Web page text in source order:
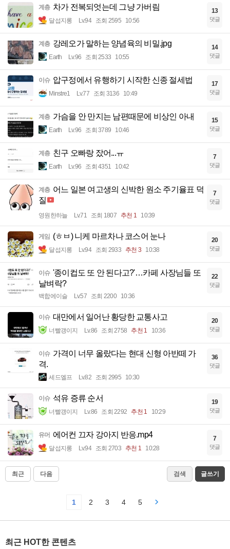
계층 차가 전복되엇는데 그냥 가버림
달섭지롱 Lv.94 조회 2595 10:56
13
댓글
계층 강레오가 말하는 양념육의 비밀.jpg
Earth Lv.96 조회 2533 10:55
14
댓글
이슈 압구정에서 유행하기 시작한 신종 절세법
Minstre1 Lv.77 조회 3136 10:49
17
댓글
계층 가슴을 안 만지는 남편때문에 비상인 아내
Earth Lv.96 조회 3789 10:46
15
댓글
계층 친구 오빠랑 잤어...ㅠ
Earth Lv.96 조회 4351 10:42
7
댓글
계층 어느 일본 여고생의 신박한 원소 주기율표 덕
질
영원한하늘 Lv.71 조회 1807 추천 1 10:39
7
댓글
게임 (ㅎㅂ) 니케 마르차나 코스어 눈나
달섭지롱 Lv.94 조회 2933 추천 3 10:38
20
댓글
이슈 '종이컵도 또 안 된다고?'…카페 사장님들 또
날벼락?
백합에이슬 Lv.57 조회 2200 10:36
22
댓글
이슈 대만에서 일어난 황당한 교통사고
너빨갱이지 Lv.86 조회 2758 추천 1 10:36
20
댓글
이슈 가격이 너무 올랐다는 현대 신형 아반떼 가
격.
세드엘프 Lv.82 조회 2995 10:30
36
댓글
이슈 석유 증류 순서
너빨갱이지 Lv.86 조회 2292 추천 1 10:29
19
댓글
유머 에어컨 끄자 강아지 반응.mp4
달섭지롱 Lv.94 조회 2703 추천 1 10:28
7
댓글
최근 다음 검색 글쓰기
1 2 3 4 5
최근 HOT한 콘텐츠